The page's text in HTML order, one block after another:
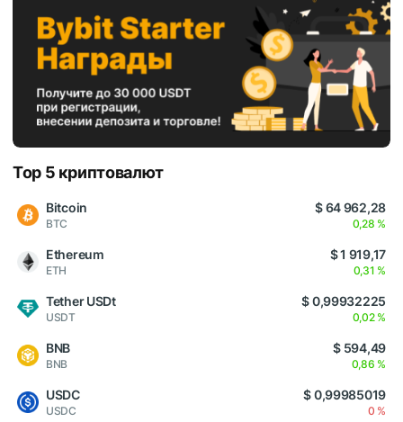
Top 5 криптовалют
Bitcoin
BTC
$ 64 962,28
0,28 %
Ethereum
ETH
$ 1 919,17
0,31 %
Tether USDt
USDT
$ 0,99932225
0,02 %
BNB
BNB
$ 594,49
0,86 %
USDC
USDC
$ 0,99985019
0 %